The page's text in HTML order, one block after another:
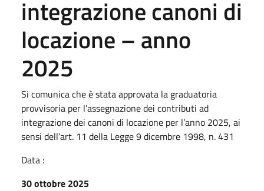
integrazione canoni di
locazione – anno
2025
Si comunica che è stata approvata la graduatoria
provvisoria per l’assegnazione dei contributi ad
integrazione dei canoni di locazione per l’anno 2025, ai
sensi dell’art. 11 della Legge 9 dicembre 1998, n. 431
Data :
30 ottobre 2025